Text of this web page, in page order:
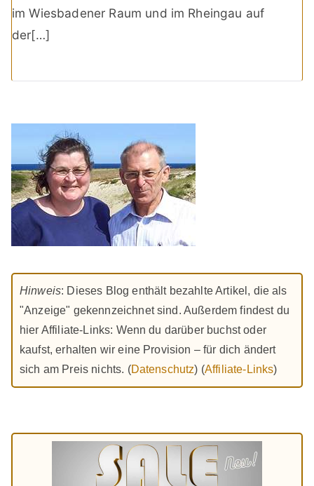
im Wiesbadener Raum und im Rheingau auf
der[…]
Hinweis: Dieses Blog enthält bezahlte Artikel, die als
"Anzeige" gekennzeichnet sind. Außerdem findest du
hier Affiliate-Links: Wenn du darüber buchst oder
kaufst, erhalten wir eine Provision – für dich ändert
sich am Preis nichts. (Datenschutz) (Affiliate-Links)